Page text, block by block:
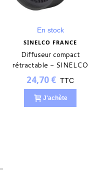
En stock
SINELCO FRANCE
Diffuseur compact
rétractable - SINELCO
FRANCE
24,70 € TTC
J'achète